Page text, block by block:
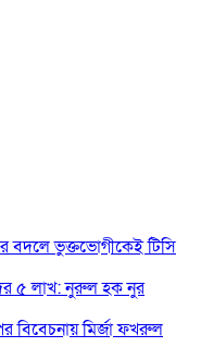
বদলে ভুক্তভোগীকেই টিসি
৫ লাখ: নুরুল হক নুর
বিবেচনায় মির্জা ফখরুল